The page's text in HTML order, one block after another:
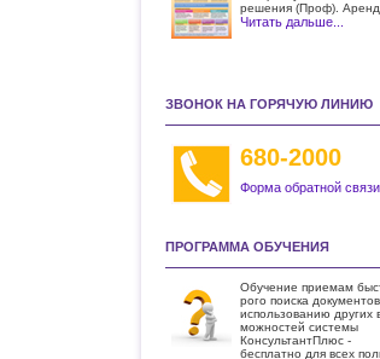
решения (Проф).
Читать дальше...
ЗВОНОК НА ГОРЯЧУЮ ЛИНИЮ
680-2000
Форма обратной связи
ПРОГРАММА ОБУЧЕНИЯ
Обучение приемам
рого поиска
использо­ванию других
можностей системы
КонсультантПлюс -
бесплатно для всех